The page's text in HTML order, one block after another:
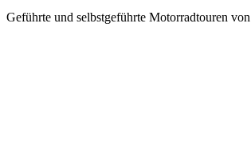
Geführte und selbstgeführte Motorradtouren